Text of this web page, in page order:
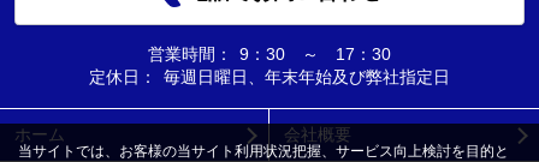
営業時間：
9：30 ～ 17：30
定休日：
毎週日曜日、年末年始及び弊社指定日
ホーム 会社概要
当サイトでは、お客様の当サイト利用状況把握、サービス向上検討を目的と